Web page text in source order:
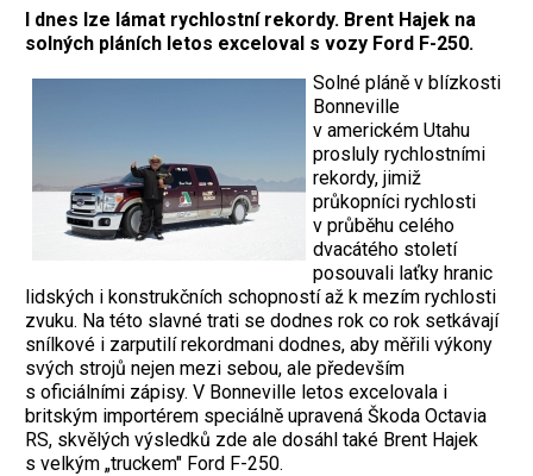
I dnes lze lámat rychlostní rekordy. Brent Hajek na
solných pláních letos exceloval s vozy Ford F-250.
Solné pláně v blízkosti
Bonneville
v americkém Utahu
prosluly rychlostními
rekordy, jimiž
průkopníci rychlosti
v průběhu celého
dvacátého století
posouvali laťky hranic
lidských i konstrukčních schopností až k mezím rychlosti
zvuku. Na této slavné trati se dodnes rok co rok setkávají
snílkové i zarputilí rekordmani dodnes, aby měřili výkony
svých strojů nejen mezi sebou, ale především
s oficiálními zápisy. V Bonneville letos excelovala i
britským importérem speciálně upravená Škoda Octavia
RS, skvělých výsledků zde ale dosáhl také Brent Hajek
s velkým „truckem" Ford F-250.